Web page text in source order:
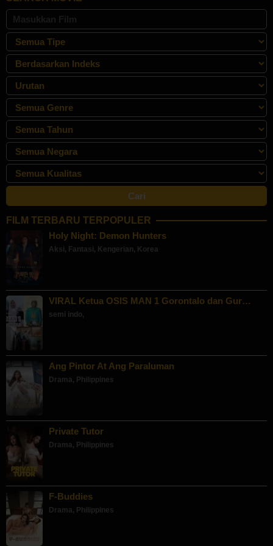
FILM TERBARU TERPOPULER
Holy Night: Demon Hunters
Aksi, Fantasi, Kengerian, Korea
VIRAL Ketua OSIS MAN 1 Gorontalo dan Gur…
semi indo,
Ang Pintor At Ang Paraluman
Drama, Philippines
Private Tutor
Drama, Philippines
F-Buddies
Drama, Philippines